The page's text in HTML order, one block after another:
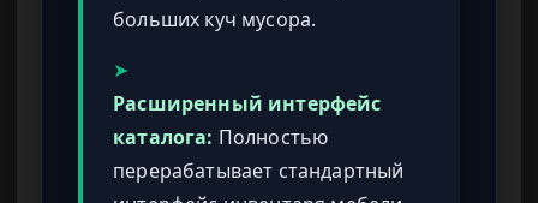
больших куч мусора.
➤
Расширенный интерфейс
каталога: Полностью
перерабатывает стандартный